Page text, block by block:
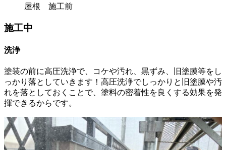
屋根 施工前
施工中
洗浄
塗装の前に高圧洗浄で、コケや汚れ、黒ずみ、旧塗膜等をし
っかり落としていきます！高圧洗浄でしっかりと旧塗膜や汚
れを落としておくことで、塗料の密着性を良くする効果を発
揮できるからです。